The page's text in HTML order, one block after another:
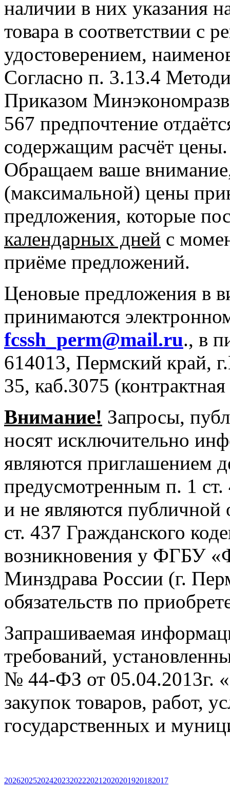
наличии в них указания
товара в соответствии с
удостоверением,
Согласно п. 3.13.4
Приказом
567 предпочтение
содержащим расчёт цены.
Обращаем ваше
(максимальной) цены
предложения, которые
календарных дней с
приёме предложений.
Ценовые предложения в
принимаются
fcssh_perm@mail.ru., в
614013, Пермский край,
35, каб.3075
Внимание! Запросы,
носят исключительно
являются приглашением
предусмотренным п. 1
и не являются
ст. 437 Гражданского
возникновения у ФГБУ
Минздрава России (г.
обязательств по
Запрашиваемая
требований,
№ 44-ФЗ от 05.04.2013г.
закупок товаров, работ,
государственных и
202620252024202320222021 2020201920182017